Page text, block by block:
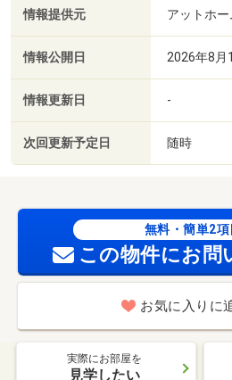
情報提供元 アットホ
情報公開日 2026年8月
情報更新日 -
次回更新予定日 随時
無料・簡単2項
この物件にお問
お気に入りに
実際にお部屋を
見学したい